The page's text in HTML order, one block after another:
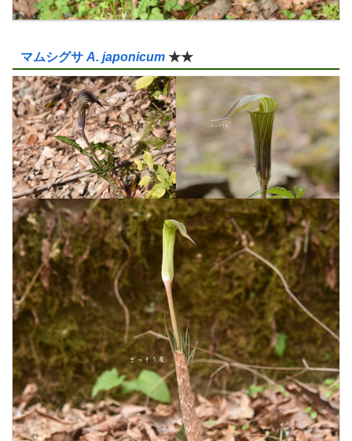
マムシグサ A. japonicum ★★